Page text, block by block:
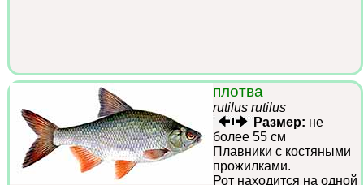
плотва
rutilus rutilus
Размер: не
более 55 см
Плавники с костяными
прожилками.
Рот находится на одной